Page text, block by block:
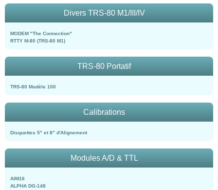
Divers TRS-80 M1/III/IV
MODEM "The Connection"
RTTY M-80 (TRS-80 M1)
TRS-80 Portatif
TRS-80 Modèle 100
Calibrations
Disquettes 5" et 8" d'Alignement
Modules A/D & TTL
AIM16
ALPHA DG-148